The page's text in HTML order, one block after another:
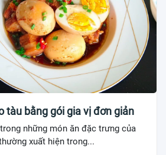
tàu bằng gói gia vị đơn giản
những món ăn đặc trưng của
xuất hiện trong...